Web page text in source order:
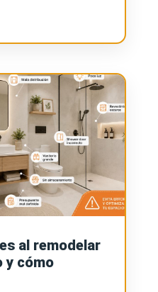
al remodelar
y cómo